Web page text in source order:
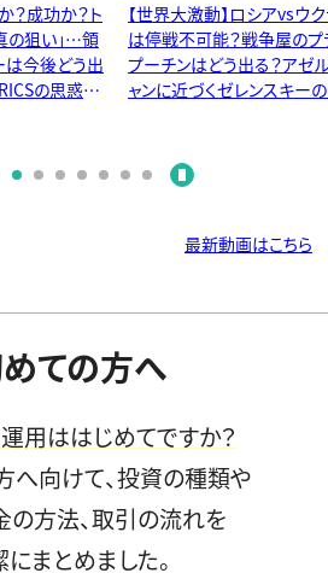
？成功か？ト
の狙い」…領
は今後どう出
の思惑…
【世界大激動】ロシアvsウ
は停戦不可能？戦争屋のプ
プーチンはどう出る？アゼ
ャンに近づくゼレンスキー
最新動画はこちら
ての方へ
用ははじめてですか？
へ向けて、投資の種類や
の方法、取引の流れを
まとめました。